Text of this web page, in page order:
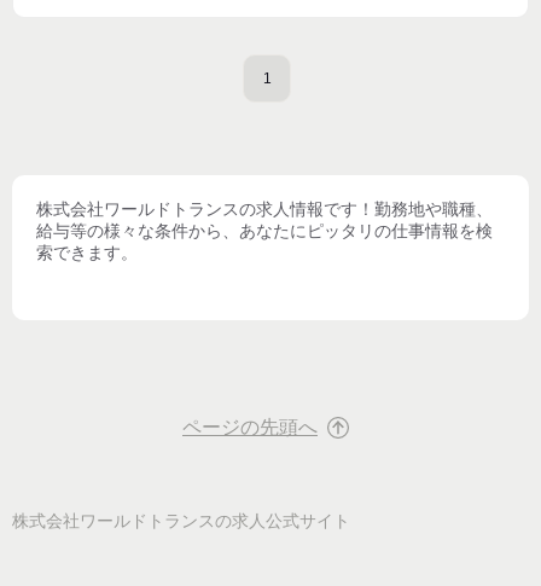
1
株式会社ワールドトランスの求人情報です！勤務地や職種、
給与等の様々な条件から、あなたにピッタリの仕事情報を検
索できます。
ページの先頭へ
株式会社ワールドトランスの求人公式サイト